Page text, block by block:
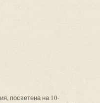
посветена на 10-